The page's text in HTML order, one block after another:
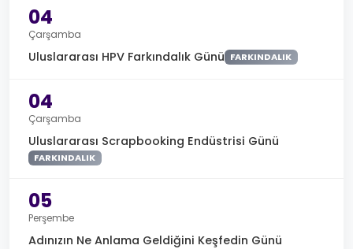
04
Çarşamba
Uluslararası HPV Farkındalık Günü FARKINDALIK
04
Çarşamba
Uluslararası Scrapbooking Endüstrisi Günü
FARKINDALIK
05
Perşembe
Adınızın Ne Anlama Geldiğini Keşfedin Günü